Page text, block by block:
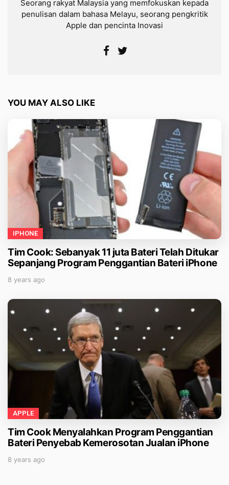
Seorang rakyat Malaysia yang memfokuskan kepada
penulisan dalam bahasa Melayu, seorang pengkritik
Apple dan pencinta Inovasi
YOU MAY ALSO LIKE
IPHONE
Tim Cook: Sebanyak 11 juta Bateri Telah Ditukar
Sepanjang Program Penggantian Bateri iPhone
8 years ago
APPLE
Tim Cook Menyalahkan Program Penggantian
Bateri Penyebab Kemerosotan Jualan iPhone
8 years ago